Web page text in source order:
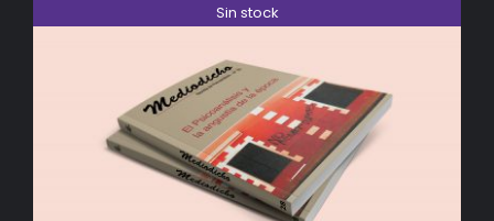
Sin stock
DETALLES